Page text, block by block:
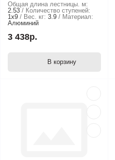
Общая длина лестницы. м:
2.53
Количество ступеней:
1х9
Вес. кг: 3.9
Материал:
Алюминий
3 438р.
В корзину